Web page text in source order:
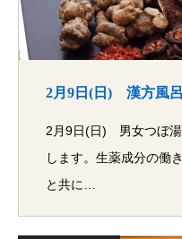
2月9日(日) 漢方風呂
2月9日(日) 男女つぼ
します。生薬成分の働
と共に…